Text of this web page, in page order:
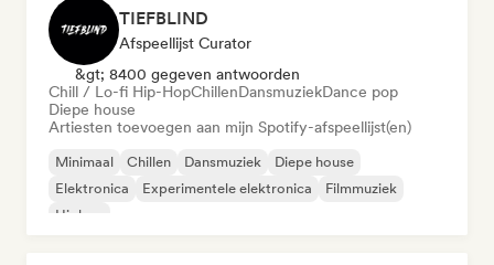
TIEFBLIND
Afspeellijst Curator
&gt; 8400 gegeven antwoorden
Chill / Lo-fi Hip-HopChillenDansmuziekDance pop
Diepe house
Artiesten toevoegen aan mijn Spotify-afspeellijst(en)
Minimaal Chillen Dansmuziek
Diepe house
Elektronica
Experimentele elektronica
Filmmuziek
Hiphop